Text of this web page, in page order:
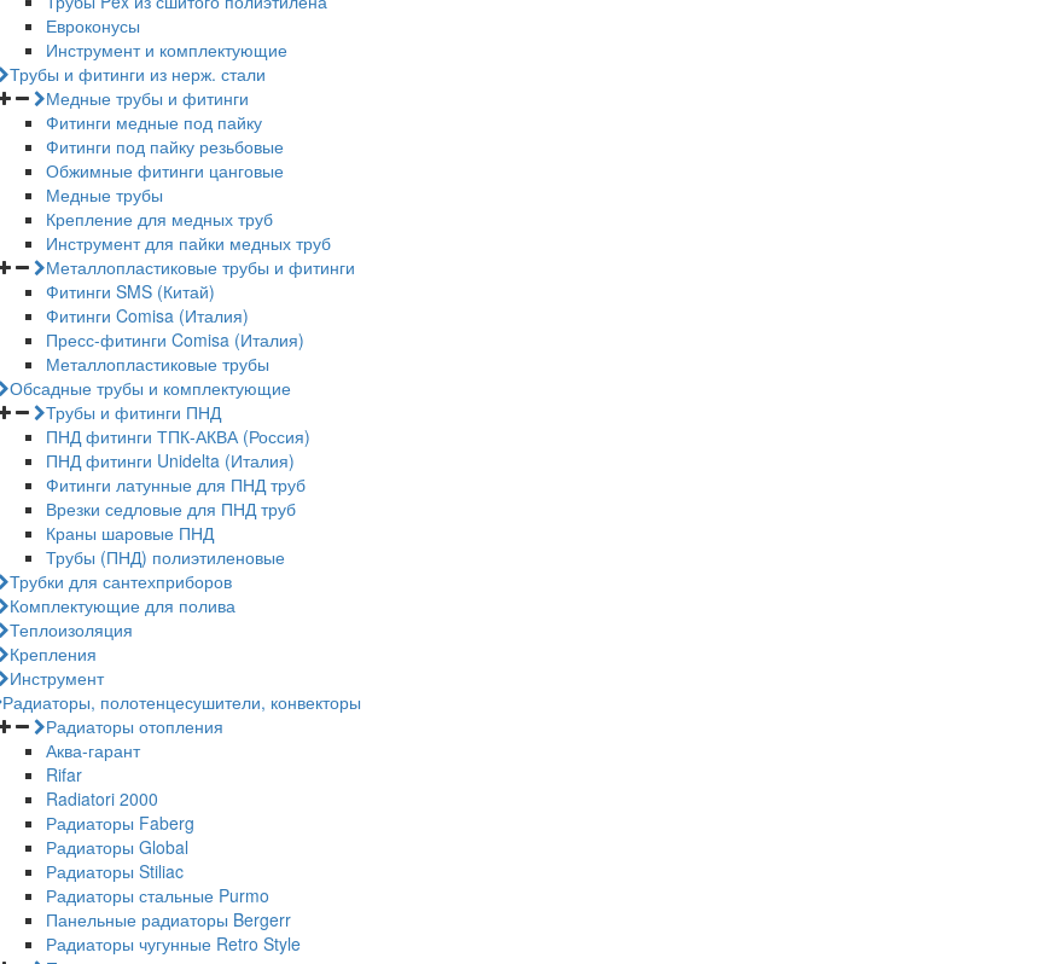
Евроконусы
Инструмент и комплектующие
Трубы и фитинги из нерж. стали
Медные трубы и фитинги
Фитинги медные под пайку
Фитинги под пайку резьбовые
Обжимные фитинги цанговые
Медные трубы
Крепление для медных труб
Инструмент для пайки медных труб
Металлопластиковые трубы и фитинги
Фитинги SMS (Китай)
Фитинги Comisa (Италия)
Пресс-фитинги Comisa (Италия)
Металлопластиковые трубы
Обсадные трубы и комплектующие
Трубы и фитинги ПНД
ПНД фитинги ТПК-АКВА (Россия)
ПНД фитинги Unidelta (Италия)
Фитинги латунные для ПНД труб
Врезки седловые для ПНД труб
Краны шаровые ПНД
Трубы (ПНД) полиэтиленовые
Трубки для сантехприборов
Комплектующие для полива
Теплоизоляция
Крепления
Инструмент
Радиаторы, полотенцесушители, конвекторы
Радиаторы отопления
Аква-гарант
Rifar
Radiatori 2000
Радиаторы Faberg
Радиаторы Global
Радиаторы Stiliac
Радиаторы стальные Purmo
Панельные радиаторы Bergerr
Радиаторы чугунные Retro Style